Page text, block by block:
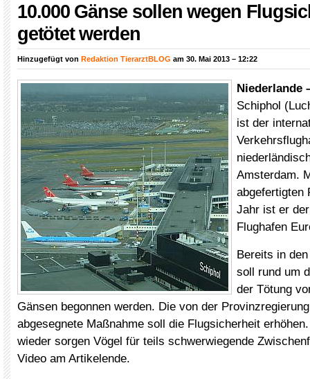
10.000 Gänse sollen wegen
getötet werden
Hinzugefügt von Redaktion TierarztBLOG am 30. Mai 2013 – 12:22
Niederlande
Schiphol
ist der
Amsterdam.
abgefertigten
Jahr ist er
Flughafen
Bereits in
soll rund um
der Tötung
Gänsen begonnen werden. Die von der
abgesegnete Maßnahme soll die Flugsicherheit
wieder sorgen Vögel für teils schwerwiegende
Video am Artikelende.